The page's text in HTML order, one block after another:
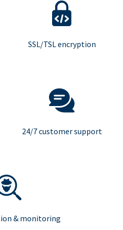
SSL/TSL encryption
24/7 customer support
& monitoring